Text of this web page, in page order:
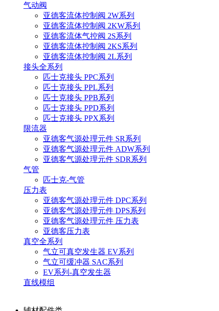
气动阀
亚德客流体控制阀 2W系列
亚德客流体控制阀 2KW系列
亚德客流体气控阀 2S系列
亚德客流体控制阀 2KS系列
亚德客流体控制阀 2L系列
接头全系列
匹士克接头 PPC系列
匹士克接头 PPL系列
匹士克接头 PPB系列
匹士克接头 PPD系列
匹士克接头 PPX系列
限流器
亚德客气源处理元件 SR系列
亚德客气源处理元件 ADW系列
亚德客气源处理元件 SDR系列
气管
匹士克-气管
压力表
亚德客气源处理元件 DPC系列
亚德客气源处理元件 DPS系列
亚德客气源处理元件 压力表
亚德客压力表
真空全系列
气立可真空发生器 EV系列
气立可缓冲器 SAC系列
EV系列-真空发生器
直线模组